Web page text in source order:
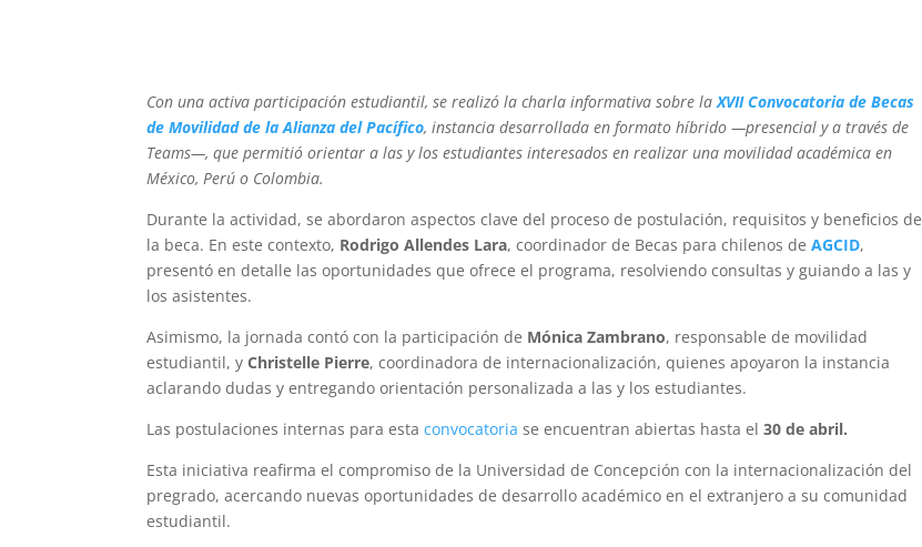
Con una activa participación estudiantil, se realizó la charla informativa sobre laXVII Convocatoria de Becas
de Movilidad de la Alianza del Pacífico, instancia desarrollada en formato híbrido —presencial y a través de
Teams—, que permitió orientar a las y los estudiantes interesados en realizar una movilidad académica en
México, Perú o Colombia.
Durante la actividad, se abordaron aspectos clave del proceso de postulación, requisitos y beneficios de
la beca. En este contexto, Rodrigo Allendes Lara, coordinador de Becas para chilenos de AGCID,
presentó en detalle las oportunidades que ofrece el programa, resolviendo consultas y guiando a las y
los asistentes.
Asimismo, la jornada contó con la participación de Mónica Zambrano, responsable de movilidad
estudiantil, y Christelle Pierre, coordinadora de internacionalización, quienes apoyaron la instancia
aclarando dudas y entregando orientación personalizada a las y los estudiantes.
Las postulaciones internas para esta convocatoria se encuentran abiertas hasta el 30 de abril.
Esta iniciativa reafirma el compromiso de la Universidad de Concepción con la internacionalización del
pregrado, acercando nuevas oportunidades de desarrollo académico en el extranjero a su comunidad
estudiantil.